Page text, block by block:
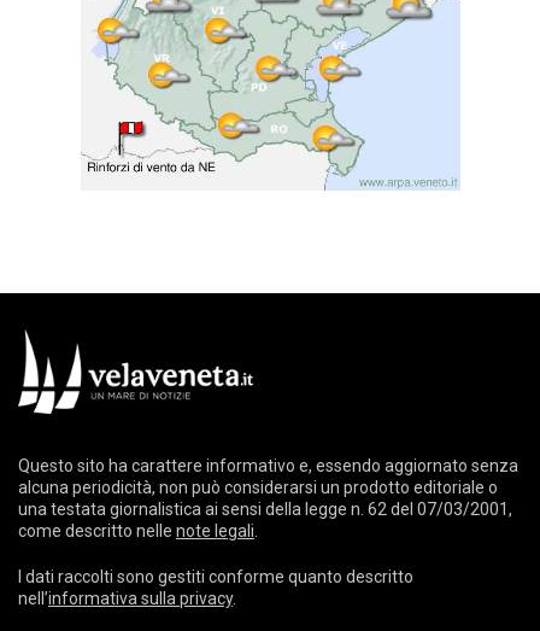
Questo sito ha carattere informativo e, essendo aggiornato senza
alcuna periodicità, non può considerarsi un prodotto editoriale o
una testata giornalistica ai sensi della legge n. 62 del 07/03/2001,
come descritto nelle note legali
I dati raccolti sono gestiti conforme quanto descritto
nell’informativa sulla privacy.